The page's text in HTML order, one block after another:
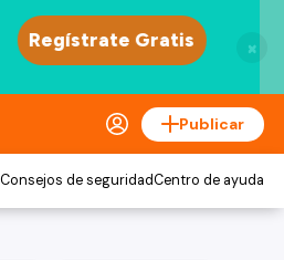
×
Publicar
Consejos de seguridadCentro de ayuda